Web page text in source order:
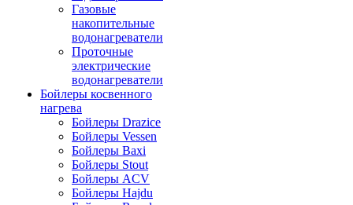
Газовые
накопительные
водонагреватели
Проточные
электрические
водонагреватели
Бойлеры косвенного
нагрева
Бойлеры Drazice
Бойлеры Vessen
Бойлеры Baxi
Бойлеры Stout
Бойлеры ACV
Бойлеры Hajdu